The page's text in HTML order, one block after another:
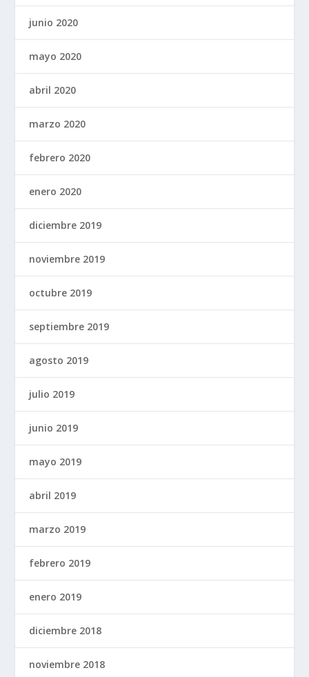
junio 2020
mayo 2020
abril 2020
marzo 2020
febrero 2020
enero 2020
diciembre 2019
noviembre 2019
octubre 2019
septiembre 2019
agosto 2019
julio 2019
junio 2019
mayo 2019
abril 2019
marzo 2019
febrero 2019
enero 2019
diciembre 2018
noviembre 2018